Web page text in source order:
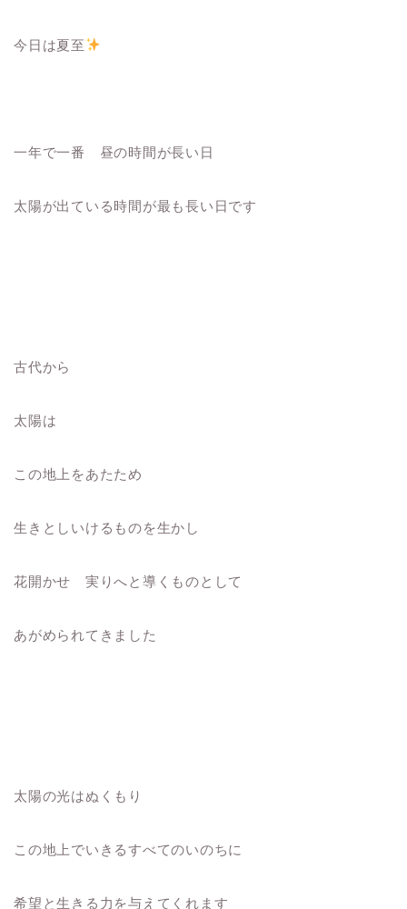
今日は夏至
一年で一番 昼の時間が長い日
太陽が出ている時間が最も長い日です
古代から
太陽は
この地上をあたため
生きとしいけるものを生かし
花開かせ 実りへと導くものとして
あがめられてきました
太陽の光はぬくもり
この地上でいきるすべてのいのちに
希望と生きる力を与えてくれます